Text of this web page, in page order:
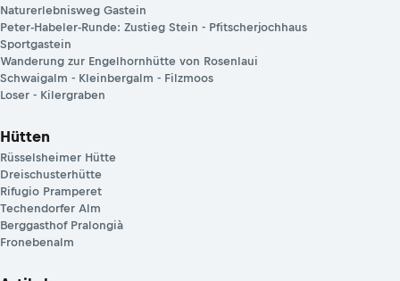
Naturerlebnisweg Gastein
Peter-Habeler-Runde: Zustieg Stein - Pfitscherjochhaus
Sportgastein
Wanderung zur Engelhornhütte von Rosenlaui
Schwaigalm - Kleinbergalm - Filzmoos
Loser - Kilergraben
Hütten
Rüsselsheimer Hütte
Dreischusterhütte
Rifugio Pramperet
Techendorfer Alm
Berggasthof Pralongià
Fronebenalm